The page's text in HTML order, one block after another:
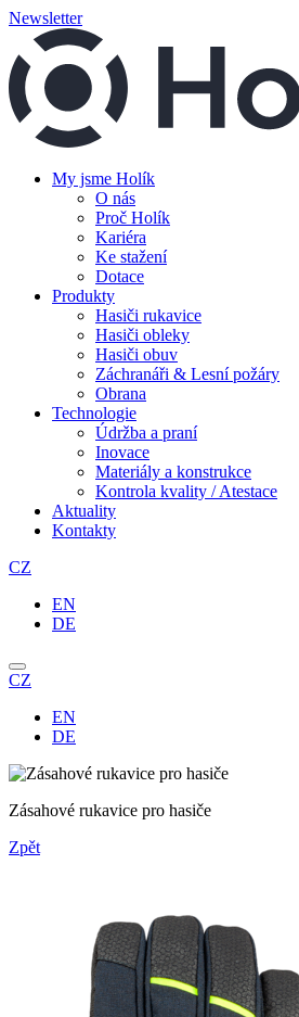
Newsletter
My jsme Holík
O nás
Proč Holík
Kariéra
Ke stažení
Dotace
Produkty
Hasiči rukavice
Hasiči obleky
Hasiči obuv
Záchranáři & Lesní požáry
Obrana
Technologie
Údržba a praní
Inovace
Materiály a konstrukce
Kontrola kvality / Atestace
Aktuality
Kontakty
CZ
EN
DE
CZ
EN
DE
Zásahové rukavice pro hasiče
Zpět